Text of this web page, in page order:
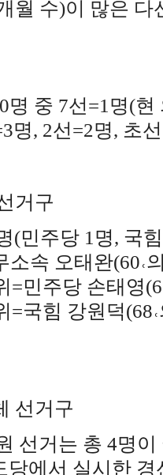
월 수)이 많은 다
명 중 7선=1 명(현
명, 2선=2명, 초선
거구
(민주당 1명, 국
소속 오태완(60˓
=민주당 손태영
=국힘 강원덕(68˓
선거구
선거는 총 4명이
당에서 실시한